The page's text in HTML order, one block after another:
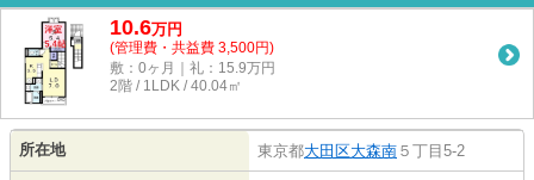
10.6万円
(管理費・共益費 3,500円)
敷：0ヶ月｜礼：15.9万円
2階 / 1LDK / 40.04㎡
所在地 東京都大田区大森南 ５丁目5-2